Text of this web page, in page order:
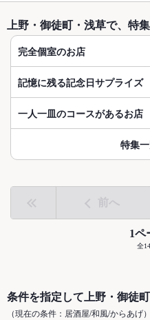
上野・御徒町・浅草で、特
完全個室のお店
記憶に残る記念日サプライズ
一人一皿のコースがあるお店
特集
前へ
1ペ
全
条件を指定して上野・御徒
（現在の条件：居酒屋/和風/からあげ）